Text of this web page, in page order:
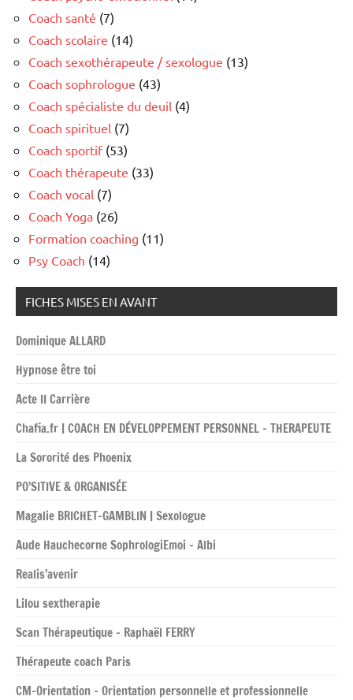
Coach santé (7)
Coach scolaire (14)
Coach sexothérapeute / sexologue (13)
Coach sophrologue (43)
Coach spécialiste du deuil (4)
Coach spirituel (7)
Coach sportif(53)
Coach thérapeute (33)
Coach vocal (7)
Coach Yoga (26)
Formation coaching (11)
Psy Coach (14)
FICHES MISES EN AVANT
Dominique ALLARD
Hypnose être toi
Acte II Carrière
Chafia.fr | COACH EN DÉVELOPPEMENT PERSONNEL – THERAPEUTE
La Sororité des Phoenix
PO’SITIVE & ORGANISÉE
Magalie BRICHET-GAMBLIN | Sexologue
Aude Hauchecorne SophrologiEmoi – Albi
Realis’avenir
Lilou sextherapie
Scan Thérapeutique – Raphaël FERRY
Thérapeute coach Paris
CM-Orientation – Orientation personnelle et professionnelle